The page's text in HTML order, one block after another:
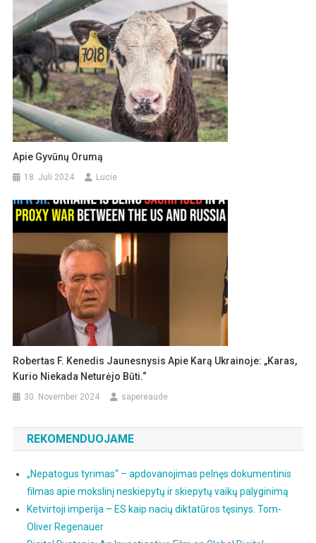
Apie Gyvūnų Orumą
18. Juli 2024 Lucie
Robertas F. Kenedis Jaunesnysis Apie Karą Ukrainoje: „Karas,
Kurio Niekada Neturėjo Būti.“
30. November 2024 sapereaude
REKOMENDUOJAME
„Nepatogus tyrimas“ – apdovanojimas pelnęs dokumentinis
filmas apie mokslinį neskiepytų ir skiepytų vaikų palyginimą
Ketvirtoji imperija – ES kaip nacių diktatūros tęsinys. Tom-
Oliver Regenauer